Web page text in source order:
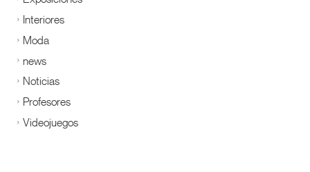
Interiores
Moda
news
Noticias
Profesores
Videojuegos